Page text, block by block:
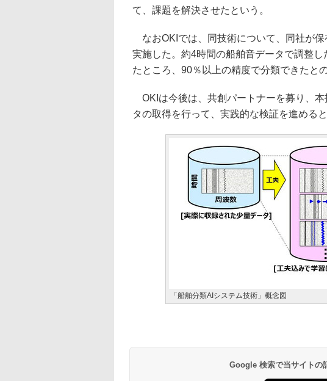
て、課題を解決させたという。
なおOKIでは、同技術について、同社が
実施した。約4時間の船舶音データで調整
たところ、90％以上の精度で分類できたとの
OKIは今後は、共創パートナーを募り、
タの取得を行って、実践的な検証を進めると
「船舶分類AIシステム技術」概念図
Google 検索で当サイトの